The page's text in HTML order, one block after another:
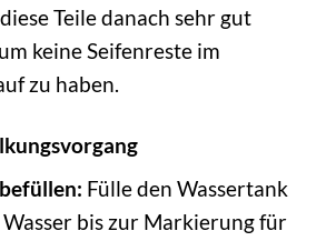
Teile danach sehr gut
keine Seifenreste im
zu haben.
Fülle den Wassertank
bis zur Markierung für